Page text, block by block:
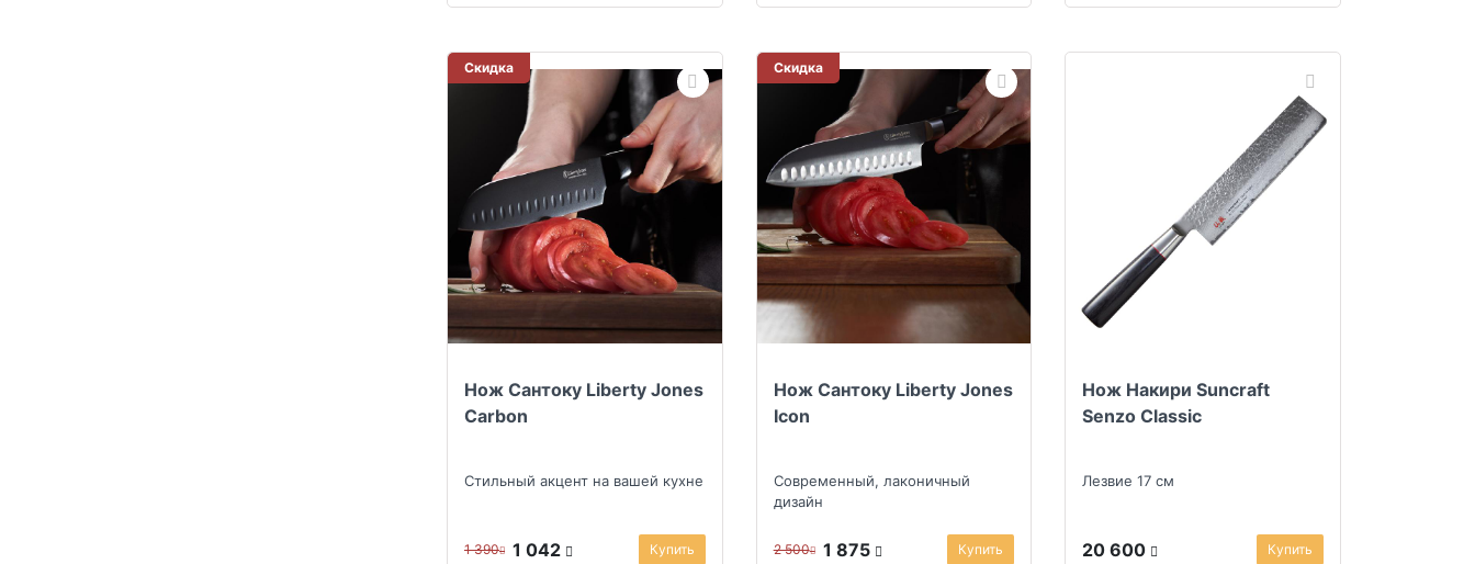
Скидка
Нож Сантоку Liberty Jones
Carbon
Стильный акцент на вашей кухне
1 390 1 042 Купить
Скидка
Нож Сантоку Liberty Jones
Icon
Современный, лаконичный
дизайн
2 500 1 875 Купить
Нож Накири Suncraft
Senzo Classic
Лезвие 17 см
20 600 Купить